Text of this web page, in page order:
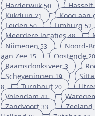
Harderwijk 50 Hasselt
Kijkduin 21 Koog aan
Leiden 50 Limburg 52
Meerdere locaties 48
Nijmegen 53 Noord-
aan Zee 15 Oostende 20
Raamsdonksveer 3
Scheveningen 19
8 Turnhout 20
Volendam 42
Zandvoort 33 Zeeland